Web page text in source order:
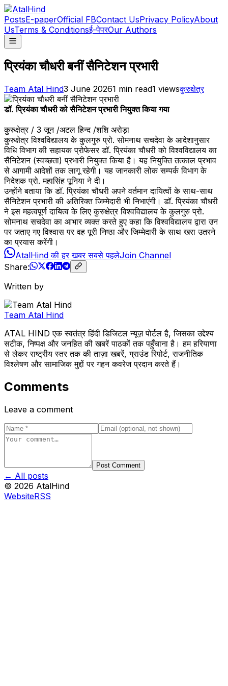
PostsE-paperOfficial FBContact UsPrivacy PolicyAbout
UsTerms & Conditionsई-पेपरOur Authors
प्रियंका चौधरी बनीं सैनिटेशन प्रभारी
Team Atal Hind3 June 20261 min read1 viewsकुरुक्षेत्र
डॉ. प्रियंका चौधरी को सैनिटेशन प्रभारी नियुक्त किया गया
कुरुक्षेत्र / 3 जून /अटल हिन्द /शशि अरोड़ा
कुरुक्षेत्र विश्वविद्यालय के कुलगुरु प्रो. सोमनाथ सचदेवा के आदेशानुसार
विधि विभाग की सहायक प्रोफेसर डॉ. प्रियंका चौधरी को विश्वविद्यालय का
सैनिटेशन (स्वच्छता) प्रभारी नियुक्त किया है। यह नियुक्ति तत्काल प्रभाव
से आगामी आदेशों तक लागू रहेगी। यह जानकारी लोक सम्पर्क विभाग के
निदेशक प्रो. महासिंह पूनिया ने दी।
उन्होंने बताया कि डॉ. प्रियंका चौधरी अपने वर्तमान दायित्वों के साथ-साथ
सैनिटेशन प्रभारी की अतिरिक्त जिम्मेदारी भी निभाएंगी। डॉ. प्रियंका चौधरी
ने इस महत्वपूर्ण दायित्व के लिए कुरुक्षेत्र विश्वविद्यालय के कुलगुरु प्रो.
सोमनाथ सचदेवा का आभार व्यक्त करते हुए कहा कि विश्वविद्यालय द्वारा उन
पर जताए गए विश्वास पर वह पूरी निष्ठा और जिम्मेदारी के साथ खरा उतरने
का प्रयास करेंगी।
AtalHind की हर खबर सबसे पहलेJoin Channel
Share:
Written by
Team Atal Hind
ATAL HIND एक स्वतंत्र हिंदी डिजिटल न्यूज़ पोर्टल है, जिसका उद्देश्य
सटीक, निष्पक्ष और जनहित की खबरें पाठकों तक पहुँचाना है। हम हरियाणा
से लेकर राष्ट्रीय स्तर तक की ताज़ा खबरें, ग्राउंड रिपोर्ट, राजनीतिक
विश्लेषण और सामाजिक मुद्दों पर गहन कवरेज प्रदान करते हैं।
Comments
Leave a comment
Post Comment
← All posts
© 2026 AtalHind
WebsiteRSS